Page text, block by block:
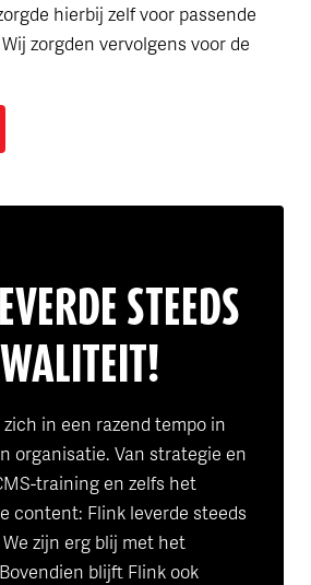
hierbij zelf voor passende
zorgden vervolgens voor de
STEEDS
in een razend tempo in
organisatie. Van strategie en
training en zelfs het
content: Flink leverde steeds
zijn erg blij met het
blijft Flink ook